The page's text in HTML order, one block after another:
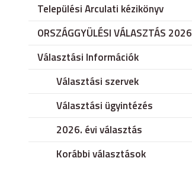
Települési Arculati kézikönyv
ORSZÁGGYÜLÉSI VÁLASZTÁS 2026
Választási Információk
Választási szervek
Választási ügyintézés
2026. évi választás
Korábbi választások